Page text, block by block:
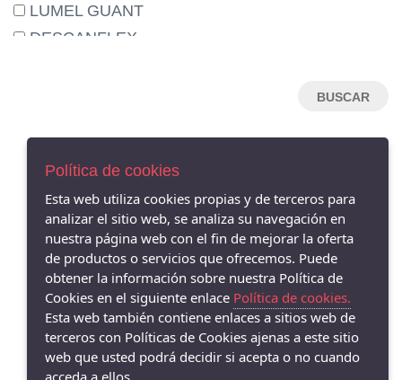
LUMEL GUANT
DESCANFLEX
ARGENTA
CLARA RUBIO
CALLAGHAN
AURELIAS
DRUCKER
GAIMO
PIESANTO
DANSI
POLÍTICA DE COOKIES
ENVÍOS Y DEVOLUCIONES
PAGO SEGURO
Política de cookies
Esta web utiliza cookies propias y de terceros para
analizar el sitio web, se analiza su navegación en
nuestra página web con el fin de mejorar la oferta
de productos o servicios que ofrecemos. Puede
obtener la información sobre nuestra Política de
Cookies en el siguiente enlace Política de cookies.
Esta web también contiene enlaces a sitios web de
terceros con Políticas de Cookies ajenas a este sitio
web que usted podrá decidir si acepta o no cuando
acceda a ellos.